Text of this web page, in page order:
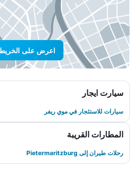
اعرض على
سيارت ايجار
سيارات للاستئجار في موي ريفر
المطارات القريبة
رحلات طيران إلى Pietermaritzburg